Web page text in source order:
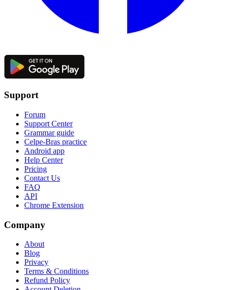
Support
Forum
Support Center
Grammar guide
Celpe-Bras practice
Android app
Help Center
Pricing
Contact Us
FAQ
API
Chrome Extension
Company
About
Blog
Privacy
Terms & Conditions
Refund Policy